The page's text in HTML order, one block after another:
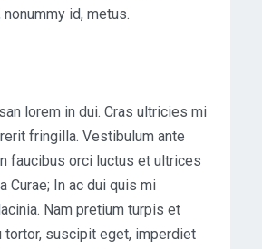
nonummy id, metus.
lorem in dui. Cras ultricies mi
fringilla. Vestibulum ante
faucibus orci luctus et ultrices
Curae; In ac dui quis mi
Nam pretium turpis et
tortor, suscipit eget, imperdiet